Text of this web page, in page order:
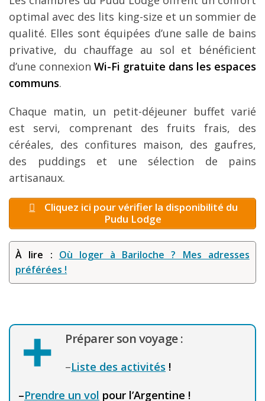
optimal avec des lits king-size et un sommier de
qualité. Elles sont équipées d’une salle de bains
privative, du chauffage au sol et bénéficient
d’une connexion Wi-Fi gratuite dans les espaces
communs.
Chaque matin, un petit-déjeuner buffet varié
est servi, comprenant des fruits frais, des
céréales, des confitures maison, des gaufres,
des puddings et une sélection de pains
artisanaux.
Cliquez ici pour vérifier la disponibilité du
Pudu Lodge
À lire : Où loger à Bariloche ? Mes adresses
préférées !
Préparer son voyage :
–Liste des activités !
–Prendre un vol pour l’Argentine !